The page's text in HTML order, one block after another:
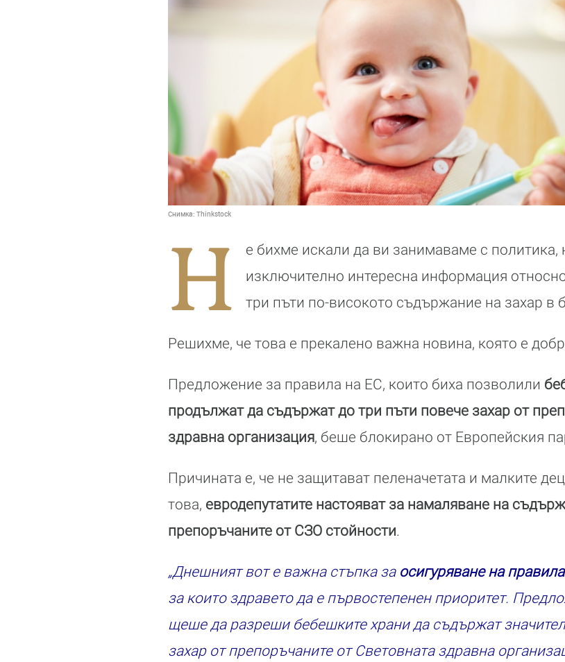
Снимка: Thinkstock
Н
е бихме искали да ви занимаваме с политика,
изключително интересна информация
три пъти по-високото съдържание на захар в
Решихме, че това е прекалено важна новина, която е
Предложение за правила на ЕС, които биха позволили
продължат да съдържат до три пъти повече захар от
здравна организация, беше блокирано от Европейския
Причината е, че не защитават пеленачетата и малките
това, евродепутатите настояват за намаляване на
препоръчаните от СЗО стойности.
„Днешният вот е важна стъпка за осигуряване на
за които здравето да е първостепенен приоритет.
щеше да разреши бебешките храни да съдържат
захар от препоръчаните от Световната здравна